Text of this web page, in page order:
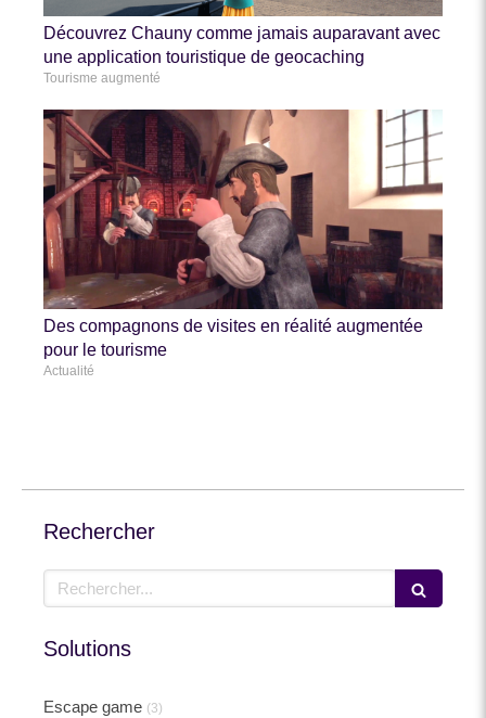
Découvrez Chauny comme jamais auparavant avec
une application touristique de geocaching
Tourisme augmenté
Des compagnons de visites en réalité augmentée
pour le tourisme
Actualité
Rechercher
Rechercher
Solutions
Escape game (3)